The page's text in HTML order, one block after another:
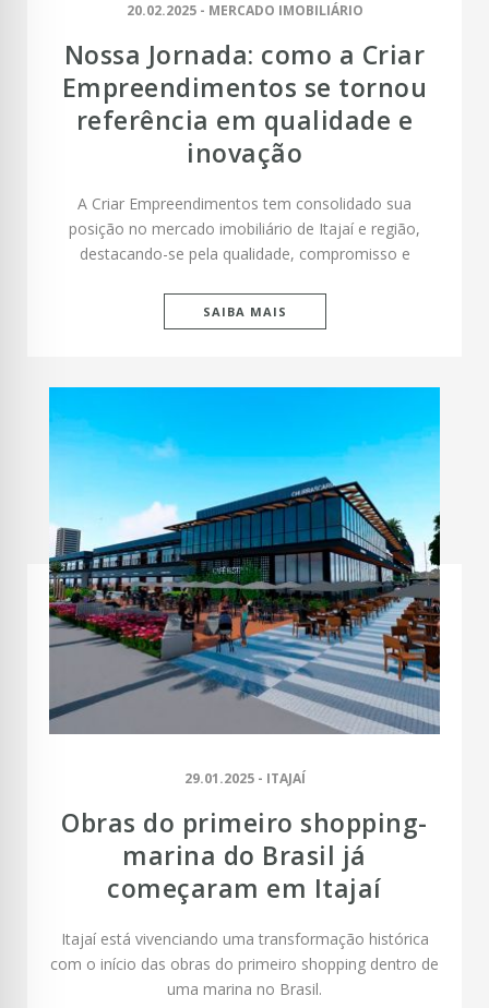
20.02.2025 - MERCADO IMOBILIÁRIO
Nossa Jornada: como a Criar
Empreendimentos se tornou
referência em qualidade e
inovação
A Criar Empreendimentos tem consolidado sua
posição no mercado imobiliário de Itajaí e região,
destacando-se pela qualidade, compromisso e
SAIBA MAIS
29.01.2025 - ITAJAÍ
Obras do primeiro shopping-
marina do Brasil já
começaram em Itajaí
Itajaí está vivenciando uma transformação histórica
com o início das obras do primeiro shopping dentro de
uma marina no Brasil.